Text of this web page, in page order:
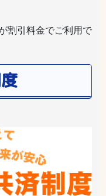
割引料金でご利用で